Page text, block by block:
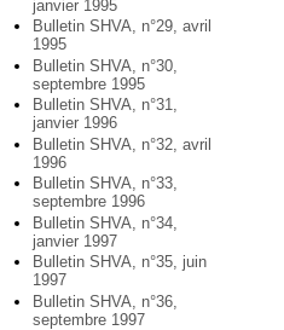
janvier 1995
Bulletin SHVA, n°29, avril
1995
Bulletin SHVA, n°30,
septembre 1995
Bulletin SHVA, n°31,
janvier 1996
Bulletin SHVA, n°32, avril
1996
Bulletin SHVA, n°33,
septembre 1996
Bulletin SHVA, n°34,
janvier 1997
Bulletin SHVA, n°35, juin
1997
Bulletin SHVA, n°36,
septembre 1997